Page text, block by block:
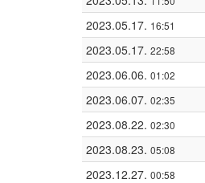
2023.05.17. 16:51
2023.05.17. 22:58
2023.06.06. 01:02
2023.06.07. 02:35
2023.08.22. 02:30
2023.08.23. 05:08
2023.12.27. 00:58